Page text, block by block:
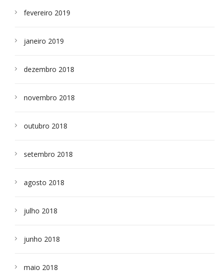
fevereiro 2019
janeiro 2019
dezembro 2018
novembro 2018
outubro 2018
setembro 2018
agosto 2018
julho 2018
junho 2018
maio 2018